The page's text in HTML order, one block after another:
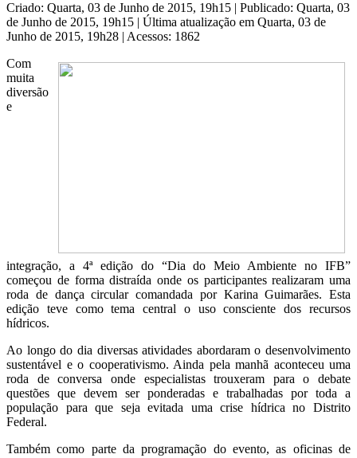
Criado: Quarta, 03 de Junho de 2015, 19h15 | Publicado: Quarta, 03
de Junho de 2015, 19h15 | Última atualização em Quarta, 03 de
Junho de 2015, 19h28 | Acessos: 1862
Com
muita
diversão
e
integração, a 4ª edição do “Dia do Meio Ambiente no IFB”
começou de forma distraída onde os participantes realizaram uma
roda de dança circular comandada por Karina Guimarães. Esta
edição teve como tema central o uso consciente dos recursos
hídricos.
Ao longo do dia diversas atividades abordaram o desenvolvimento
sustentável e o cooperativismo. Ainda pela manhã aconteceu uma
roda de conversa onde especialistas trouxeram para o debate
questões que devem ser ponderadas e trabalhadas por toda a
população para que seja evitada uma crise hídrica no Distrito
Federal.
Também como parte da programação do evento, as oficinas de